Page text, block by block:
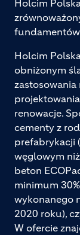
Holcim
Holcim
obniżonym
renowacje.
cementy z
prefabrykacji
węglowym
beton
minimum
wykonanego
2020 roku),
W ofercie